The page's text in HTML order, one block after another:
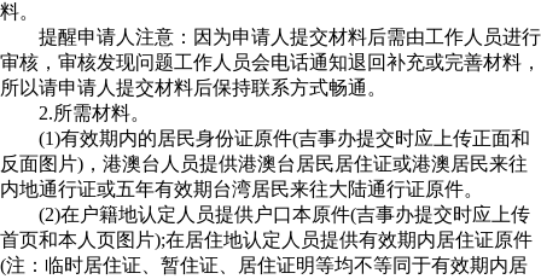
料。
提醒申请人注意：因为申请人提交材料后需由工作人员进行
审核，审核发现问题工作人员会电话通知退回补充或完善材料，
所以请申请人提交材料后保持联系方式畅通。
2.所需材料。
(1)有效期内的居民身份证原件(吉事办提交时应上传正面和
反面图片)，港澳台人员提供港澳台居民居住证或港澳居民来往
内地通行证或五年有效期台湾居民来往大陆通行证原件。
(2)在户籍地认定人员提供户口本原件(吉事办提交时应上传
首页和本人页图片);在居住地认定人员提供有效期内居住证原件
(注：临时居住证、暂住证、居住证明等均不等同于有效期内居